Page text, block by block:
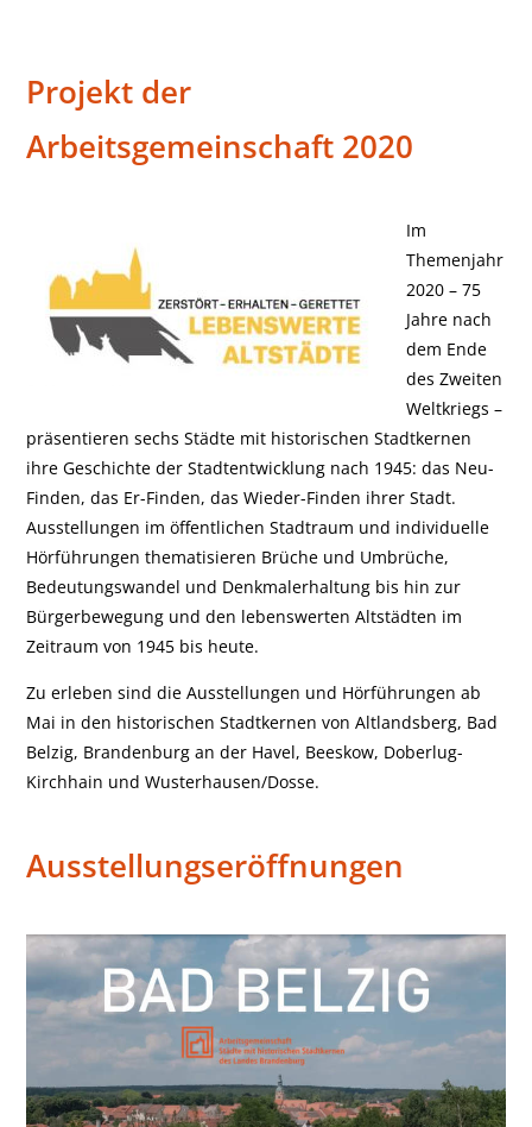
Stadtraumausstellung 2020
Projekt der
Arbeitsgemeinschaft 2020
Im
Themenjahr
2020 – 75
Jahre nach
dem Ende
des Zweiten
Weltkriegs –
präsentieren sechs Städte mit historischen Stadtkernen
ihre Geschichte der Stadt­entwicklung nach 1945: das Neu-
Finden, das Er-Finden, das Wieder-Finden ihrer Stadt.
Ausstellungen im öffentlichen Stadtraum und individuelle
Hör­führungen thematisieren Brüche und Umbrüche,
Bedeutungswandel und Denkmalerhaltung bis hin zur
Bürgerbewegung und den lebenswerten Altstädten im
Zeitraum von 1945 bis heute.
Zu erleben sind die Ausstellungen und Hörführungen ab
Mai in den historischen Stadtkernen von Altlandsberg, Bad
Belzig, Branden­burg an der Havel, Beeskow, Doberlug-
Kirchhain und Wusterhausen/Dosse.
Ausstellungseröffnungen